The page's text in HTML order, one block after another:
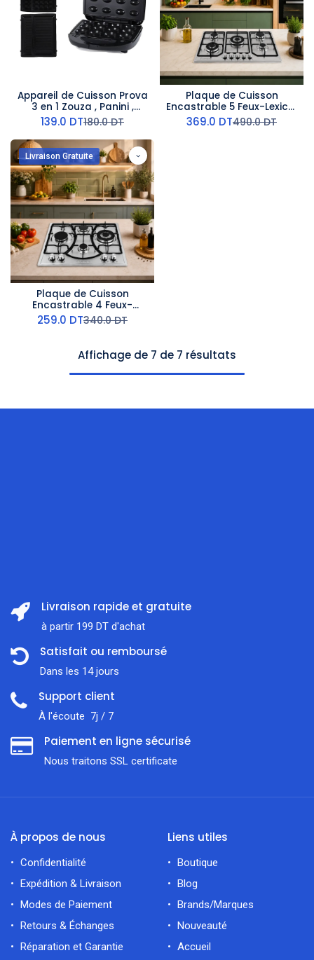
Appareil de Cuisson Prova
3 en 1 Zouza , Panini ,
Gauffre 1400W
139.0 DT180.0DT
Plaque de Cuisson
Encastrable 5 Feux-Lexical
- Fonte
369.0 DT490.0DT
Livraison Gratuite
Plaque de Cuisson
Encastrable 4 Feux-
Lexical - Métal
259.0 DT340.0DT
Affichage de 7 de 7 résultats
Livraison rapide et gratuite
à partir 199 DT d'achat
Satisfait ou remboursé
Dans les 14 jours
Support client
À l'écoute 7j / 7
Paiement en ligne sécurisé
Nous traitons SSL сertificate
À propos de nous
Confidentialité
Expédition & Livraison
Modes de Paiement
Retours & Échanges
Réparation et Garantie
Liens utiles
Boutique
Blog
Brands/Marques
Nouveauté
Accueil